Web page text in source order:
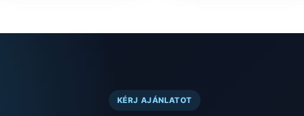
KÉRJ AJÁNLATOT